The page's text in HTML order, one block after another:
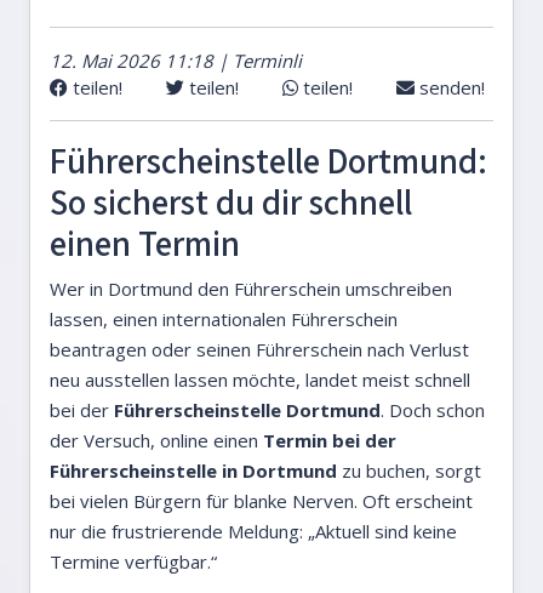
12. Mai 2026 11:18 | Terminli
teilen!
teilen! teilen! senden!
Führerscheinstelle Dortmund:
So sicherst du dir schnell
einen Termin
Wer in Dortmund den Führerschein umschreiben
lassen, einen internationalen Führerschein
beantragen oder seinen Führerschein nach Verlust
neu ausstellen lassen möchte, landet meist schnell
bei der Führerscheinstelle Dortmund. Doch schon
der Versuch, online einen Termin bei der
Führerscheinstelle in Dortmund zu buchen, sorgt
bei vielen Bürgern für blanke Nerven. Oft erscheint
nur die frustrierende Meldung: „Aktuell sind keine
Termine verfügbar.“